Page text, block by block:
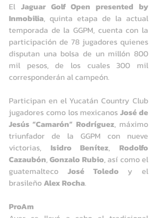
El Jaguar Golf Open presented by
Inmobilia, quinta etapa de la actual
temporada de la GGPM, cuenta con la
participación de 78 jugadores quienes
disputan una bolsa de un millón 800
mil pesos, de los cuales 300 mil
corresponderán al campeón.
Participan en el Yucatán Country Club
jugadores como los mexicanos José de
Jesús “Camarón” Rodríguez, máximo
triunfador de la GGPM con nueve
victorias, Isidro Benítez, Rodolfo
Cazaubón, Gonzalo Rubio, así como el
guatemalteco José Toledo y el
brasileño Alex Rocha.
ProAm